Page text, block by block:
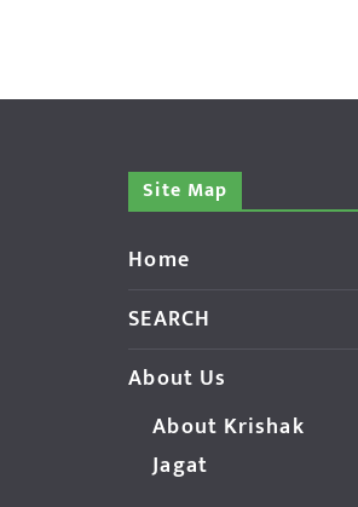
Site Map
Home
SEARCH
About Us
About Krishak
Jagat